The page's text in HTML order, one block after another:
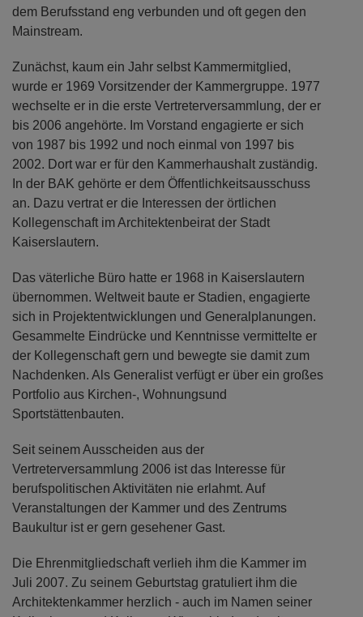
dem Berufsstand eng verbunden und oft gegen den
Mainstream.
Zunächst, kaum ein Jahr selbst Kammermitglied,
wurde er 1969 Vorsitzender der Kammergruppe. 1977
wechselte er in die erste Vertreterversammlung, der er
bis 2006 angehörte. Im Vorstand engagierte er sich
von 1987 bis 1992 und noch einmal von 1997 bis
2002. Dort war er für den Kammerhaushalt zuständig.
In der BAK gehörte er dem Öffentlichkeitsausschuss
an. Dazu vertrat er die Interessen der örtlichen
Kollegenschaft im Architektenbeirat der Stadt
Kaiserslautern.
Das väterliche Büro hatte er 1968 in Kaiserslautern
übernommen. Weltweit baute er Stadien, engagierte
sich in Projektentwicklungen und Generalplanungen.
Gesammelte Eindrücke und Kenntnisse vermittelte er
der Kollegenschaft gern und bewegte sie damit zum
Nachdenken. Als Generalist verfügt er über ein großes
Portfolio aus Kirchen-, Wohnungsund
Sportstättenbauten.
Seit seinem Ausscheiden aus der
Vertreterversammlung 2006 ist das Interesse für
berufspolitischen Aktivitäten nie erlahmt. Auf
Veranstaltungen der Kammer und des Zentrums
Baukultur ist er gern gesehener Gast.
Die Ehrenmitgliedschaft verlieh ihm die Kammer im
Juli 2007. Zu seinem Geburtstag gratuliert ihm die
Architektenkammer herzlich - auch im Namen seiner